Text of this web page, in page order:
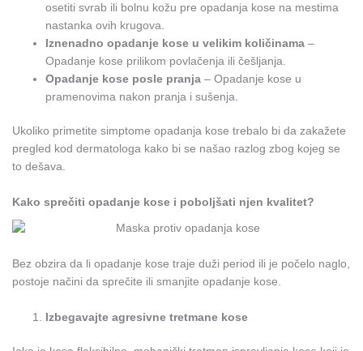
osetiti svrab ili bolnu kožu pre opadanja kose na mestima
nastanka ovih krugova.
Iznenadno opadanje kose u velikim količinama –
Opadanje kose prilikom povlačenja ili češljanja.
Opadanje kose posle pranja – Opadanje kose u
pramenovima nakon pranja i sušenja.
Ukoliko primetite simptome opadanja kose trebalo bi da zakažete
pregled kod dermatologa kako bi se našao razlog zbog kojeg se
to dešava.
Kako sprečiti opadanje kose i poboljšati njen kvalitet?
Bez obzira da li opadanje kose traje duži period ili je počelo naglo,
postoje načini da sprečite ili smanjite opadanje kose.
Izbegavajte agresivne tretmane kose